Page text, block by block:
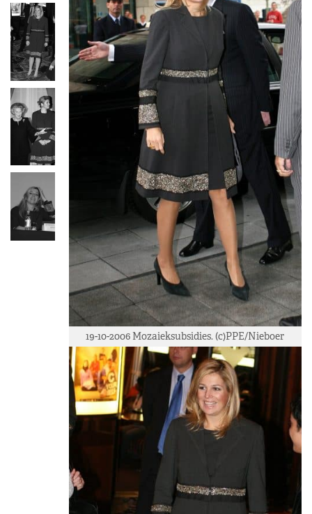
19-10-2006 Mozaieksubsidies. (c)PPE/Nieboer